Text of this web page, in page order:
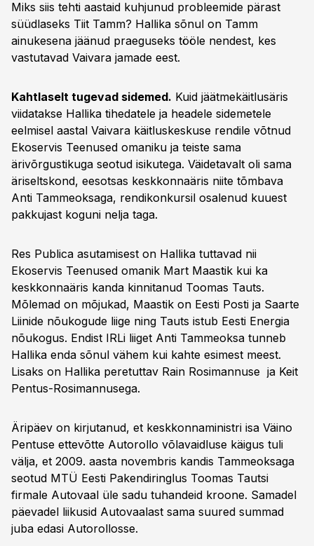
Miks siis tehti aastaid kuhjunud probleemide pärast
süüdlaseks Tiit Tamm? Hallika sõnul on Tamm
ainukesena jäänud praeguseks tööle nendest, kes
vastutavad Vaivara jamade eest.
Kahtlaselt tugevad sidemed. Kuid jäätmekäitlus­äris
viidatakse Hallika tihedatele ja headele sidemetele
eelmisel aastal Vaivara käitluskeskuse rendile võtnud
Ekoservis Teenused omaniku ja teiste sama
ärivõrgustikuga seotud isikutega. Väidetavalt oli sama
äriseltskond, eesotsas keskkonnaäris niite tõmbava
Anti Tammeoksaga, rendikonkursil osalenud kuuest
pakkujast koguni nelja taga.
Res Publica asutamisest on Hallika tuttavad nii
Ekoservis Teenused omanik Mart Maastik kui ka
keskkonnaäris kanda kinnitanud Toomas Tauts.
Mõlemad on mõjukad, Maastik on Eesti Posti ja Saarte
Liinide nõukogude liige ning Tauts istub Eesti Energia
nõukogus. Endist ­IRLi liiget Anti Tammeoksa tunneb
Hallika enda sõnul vähem kui kahte esimest meest.
Lisaks on Hallika peretuttav Rain Rosimannuse ja Keit
Pentus-Rosimannusega.
Äripäev on kirjutanud, et keskkonnaministri isa Väino
Pentuse ettevõtte Autorollo võlavaidluse käigus tuli
välja, et 2009. aasta novembris kandis Tammeoksaga
seotud MTÜ Eesti Pakendiringlus Toomas Tautsi
firmale Autovaal üle sadu tuhandeid kroone. Samadel
päevadel liikusid Autovaalast sama suured summad
juba edasi Autorollosse.